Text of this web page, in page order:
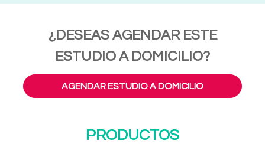
¿DESEAS AGENDAR ESTE
ESTUDIO A DOMICILIO?
AGENDAR ESTUDIO A DOMICILIO
PRODUCTOS